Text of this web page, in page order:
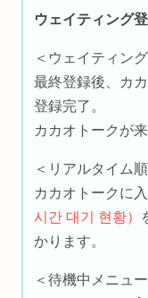
ウェイティング
＜ウェイティン
最終登録後、カ
登録完了。
カカオトークが
＜リアルタイム
カカオトークに入
시간 대기 현황）
かります。
＜待機中メニュ